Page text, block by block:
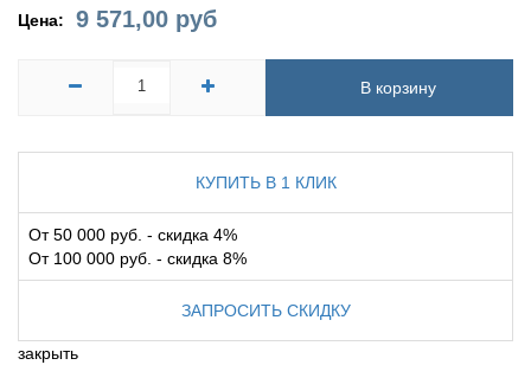
Цена: 9 571,00 руб
В корзину
КУПИТЬ В 1 КЛИК
От 50 000 руб. - скидка 4%
От 100 000 руб. - скидка 8%
ЗАПРОСИТЬ СКИДКУ
закрыть